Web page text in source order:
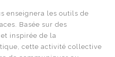
enseignera les outils de
Basée sur des
et inspirée de la
cette activité collective